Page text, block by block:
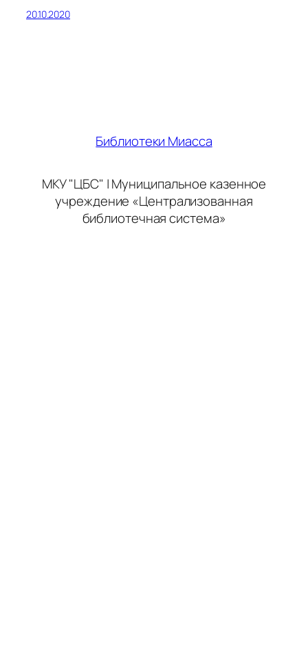
20.10.2020
Библиотеки Миасса
МКУ "ЦБС" | Муниципальное казенное
учреждение «Централизованная
библиотечная система»